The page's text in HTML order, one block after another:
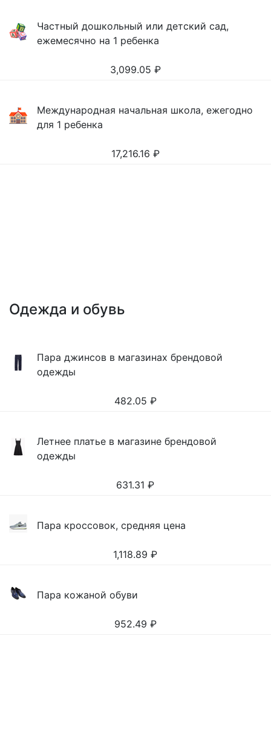
Частный дошкольный или детский сад,
ежемесячно на 1 ребенка
3,099.05 ₽
Международная начальная школа, ежегодно
для 1 ребенка
17,216.16 ₽
Одежда и обувь
Пара джинсов в магазинах брендовой
одежды
482.05 ₽
Летнее платье в магазине брендовой
одежды
631.31 ₽
Пара кроссовок, средняя цена
1,118.89 ₽
Пара кожаной обуви
952.49 ₽